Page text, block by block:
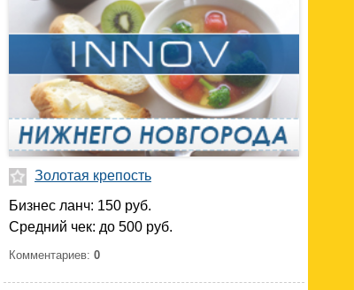
Золотая крепость
Бизнес ланч: 150 руб.
Средний чек: до 500 руб.
Комментариев: 0